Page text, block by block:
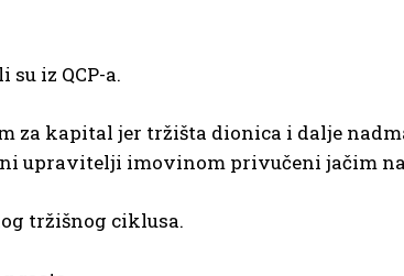
iz QCP-a.
za kapital jer tržišta dionica i dalje
upravitelji imovinom privučeni jačim
tržišnog ciklusa.